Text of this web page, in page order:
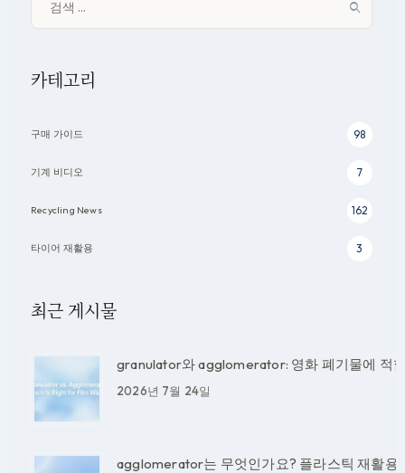
카테고리
구매 가이드 98
기계 비디오 7
Recycling News 162
타이어 재활용 3
최근 게시물
granulator와 agglomerator: 영화 폐기물에 적
2026년 7월 24일
agglomerator는 무엇인가요? 플라스틱 재활용